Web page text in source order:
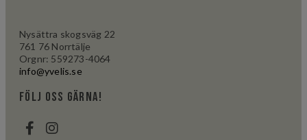
Nysättra skogsväg 22
761 76 Norrtälje
Orgnr: 559273-4064
info@yvelis.se
följ oss gärna!